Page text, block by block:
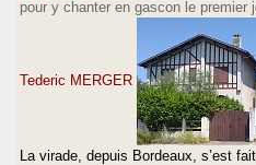
pour y chanter en gascon le premier
Tederic MERGER
La virade, depuis Bordeaux, s’est